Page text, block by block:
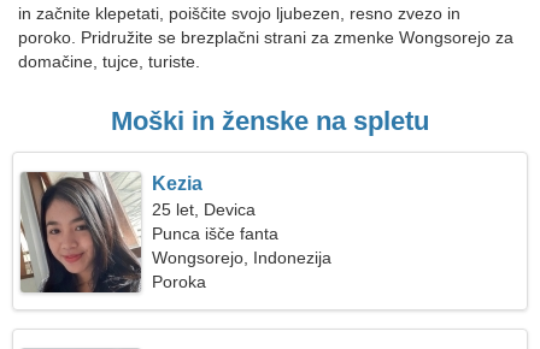
in začnite klepetati, poiščite svojo ljubezen, resno zvezo in
poroko. Pridružite se brezplačni strani za zmenke Wongsorejo za
domačine, tujce, turiste.
Moški in ženske na spletu
Kezia
25 let, Devica
Punca išče fanta
Wongsorejo, Indonezija
Poroka